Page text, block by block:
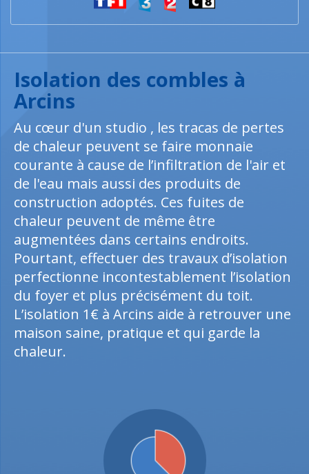
Isolation des combles à
Arcins
Au cœur d'un studio , les tracas de pertes
de chaleur peuvent se faire monnaie
courante à cause de l’infiltration de l'air et
de l'eau mais aussi des produits de
construction adoptés. Ces fuites de
chaleur peuvent de même être
augmentées dans certains endroits.
Pourtant, effectuer des travaux d’isolation
perfectionne incontestablement l’isolation
du foyer et plus précisément du toit.
L’isolation 1€ à Arcins aide à retrouver une
maison saine, pratique et qui garde la
chaleur.